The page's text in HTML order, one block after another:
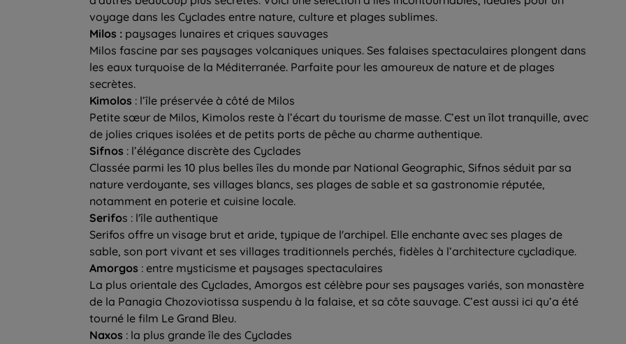
voyage dans les Cyclades entre nature, culture et plages sublimes.
Milos : paysages lunaires et criques sauvages
Milos fascine par ses paysages volcaniques uniques. Ses falaises spectaculaires plongent dans
les eaux turquoise de la Méditerranée. Parfaite pour les amoureux de nature et de plages
secrètes.
Kimolos : l’île préservée à côté de Milos
Petite sœur de Milos, Kimolos reste à l’écart du tourisme de masse. C’est un îlot tranquille, avec
de jolies criques isolées et de petits ports de pêche au charme authentique.
Sifnos : l’élégance discrète des Cyclades
Classée parmi les 10 plus belles îles du monde par National Geographic, Sifnos séduit par sa
nature verdoyante, ses villages blancs, ses plages de sable et sa gastronomie réputée,
notamment en poterie et cuisine locale.
Serifos : l'île authentique
Serifos offre un visage brut et aride, typique de l'archipel. Elle enchante avec ses plages de
sable, son port vivant et ses villages traditionnels perchés, fidèles à l’architecture cycladique.
Amorgos : entre mysticisme et paysages spectaculaires
La plus orientale des Cyclades, Amorgos est célèbre pour ses paysages variés, son monastère
de la Panagia Chozoviotissa suspendu à la falaise, et sa côte sauvage. C’est aussi ici qu’a été
tourné le film Le Grand Bleu.
Naxos : la plus grande île des Cyclades